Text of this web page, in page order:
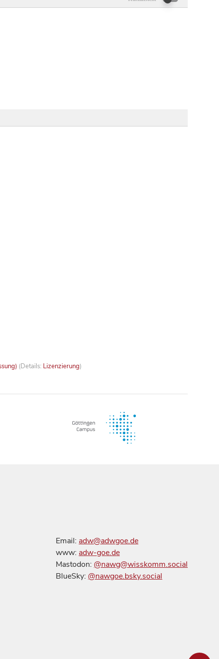
(Details: Lizenzierung)
Email: adw@adwgoe.de
www: adw-goe.de
Mastodon: @nawg@wisskomm.social
BlueSky: @nawgoe.bsky.social